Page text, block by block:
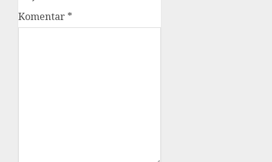
Komentar *